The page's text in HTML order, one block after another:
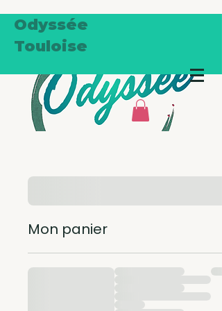
Odyssée
Touloise
Mon panier